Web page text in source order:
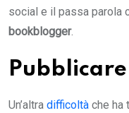
social e il passa parola
bookblogger.
Un’altra difficoltà che ha